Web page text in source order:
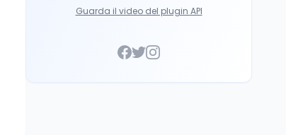
Guarda il video del plugin API